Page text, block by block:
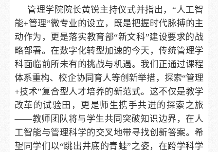
管理学院院长黄锐主持仪式并指出，“人工智
能+管理”微专业的设立，既是把握时代脉搏的主
动作为，更是落实教育部“新文科”建设要求的战
略部署。在数字化转型加速的今天，传统管理学
科面临前所未有的挑战与机遇。我们正通过课程
体系重构、校企协同育人等创新举措，探索“管理
+技术”复合型人才培养的新范式。这不仅是教学
改革的试验田，更是师生携手共进的探索之旅
——教师团队将与学生共同突破知识边界，在人
工智能与管理科学的交叉地带寻找创新答案。希
望同学们以“跳出井底的青蛙”之姿，在跨学科学